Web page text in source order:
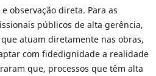
observação direta. Para as
públicos de alta gerência,
atuam diretamente nas obras,
com fidedignidade a realidade
que, processos que têm alta